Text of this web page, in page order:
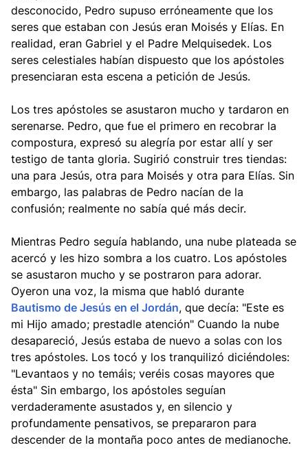
desconocido, Pedro supuso erróneamente que los
seres que estaban con Jesús eran Moisés y Elías. En
realidad, eran Gabriel y el Padre Melquisedek. Los
seres celestiales habían dispuesto que los apóstoles
presenciaran esta escena a petición de Jesús.
Los tres apóstoles se asustaron mucho y tardaron en
serenarse. Pedro, que fue el primero en recobrar la
compostura, expresó su alegría por estar allí y ser
testigo de tanta gloria. Sugirió construir tres tiendas:
una para Jesús, otra para Moisés y otra para Elías. Sin
embargo, las palabras de Pedro nacían de la
confusión; realmente no sabía qué más decir.
Mientras Pedro seguía hablando, una nube plateada se
acercó y les hizo sombra a los cuatro. Los apóstoles
se asustaron mucho y se postraron para adorar.
Oyeron una voz, la misma que habló durante
Bautismo de Jesús en el Jordán, que decía: "Este es
mi Hijo amado; prestadle atención" Cuando la nube
desapareció, Jesús estaba de nuevo a solas con los
tres apóstoles. Los tocó y los tranquilizó diciéndoles:
"Levantaos y no temáis; veréis cosas mayores que
ésta" Sin embargo, los apóstoles seguían
verdaderamente asustados y, en silencio y
profundamente pensativos, se prepararon para
descender de la montaña poco antes de medianoche.